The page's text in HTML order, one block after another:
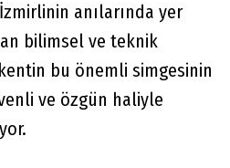
anılarında yer
bilimsel ve teknik
bu önemli simgesinin
ve özgün haliyle